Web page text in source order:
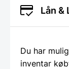
Lån &
Du har
inventar